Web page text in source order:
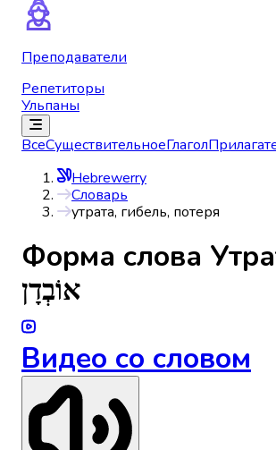
Преподаватели
Репетиторы
Ульпаны
ВсеСуществительноеГлагол
Hebrewerry
Словарь
утрата, гибель, потеря
Форма слова
אוֹבְדָן
Видео со словом